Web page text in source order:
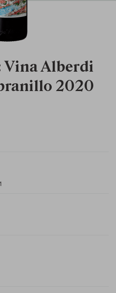
Vina Alberdi
2020